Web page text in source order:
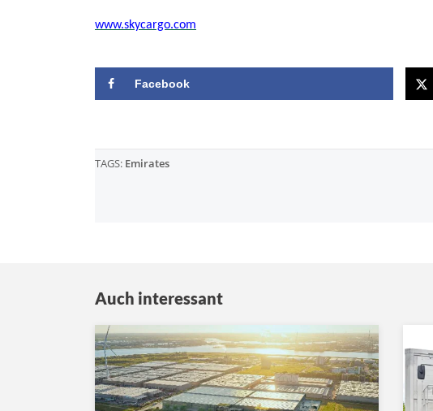
www.skycargo.com
Facebook
TAGS: Emirates
Auch interessant